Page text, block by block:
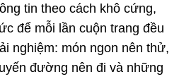
tin theo cách khô cứng,
để mỗi lần cuộn trang đều
nghiệm: món ngon nên thử,
đường nên đi và những